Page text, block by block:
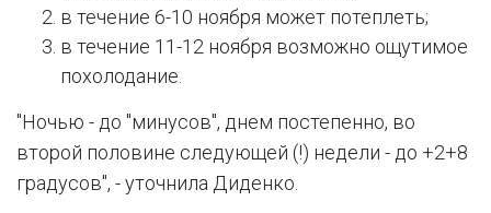
в течение 6-10 ноября может потеплеть;
в течение 11-12 ноября возможно ощутимое
похолодание.
"Ночью - до "минусов", днем постепенно, во
второй половине следующей (!) недели - до +2+8
градусов", - уточнила Диденко.